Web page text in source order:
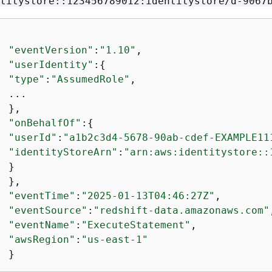
"eventVersion" : "1.10" ,
"userIdentity" : {
"type" : "AssumedRole" ,
...
},
"onBehalfOf" : {
"userId" : "a1b2c3d4-5678-90ab-cdef-
"identityStoreArn" :
}
},
"eventTime" : "2025-01-13T04:46:27Z" ,
"eventSource" : "redshift-data.amazonaws.com"
"eventName" : "ExecuteStatement" ,
"awsRegion" : "us-east-1"
}